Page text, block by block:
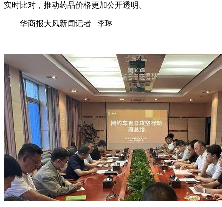
实时比对，推动药品价格更加公开透明。
华商报大风新闻记者 李琳